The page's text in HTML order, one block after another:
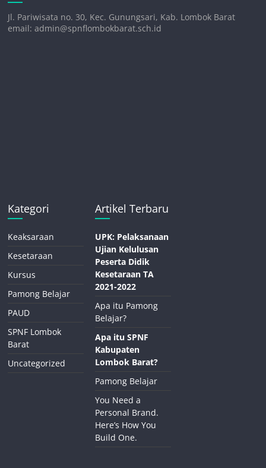
Jl. Pariwisata no. 30, Kec. Gunungsari, Kab. Lombok Barat
email: admin@spnflombokbarat.sch.id
Kategori
Keaksaraan
Kesetaraan
Kursus
Pamong Belajar
PAUD
SPNF Lombok
Barat
Uncategorized
Artikel Terbaru
UPK: Pelaksanaan
Ujian Kelulusan
Peserta Didik
Kesetaraan TA
2021-2022
Apa itu Pamong
Belajar?
Apa itu SPNF
Kabupaten
Lombok Barat?
Pamong Belajar
You Need a
Personal Brand.
Here’s How You
Build One.